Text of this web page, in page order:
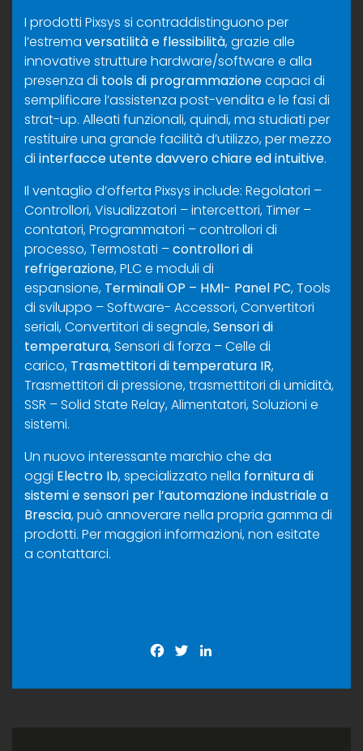
I prodotti Pixsys si contraddistinguono per
l’estrema versatilità e flessibilità, grazie alle
innovative strutture hardware/software e alla
presenza di tools di programmazionecapaci di
semplificare l’assistenza post-vendita e le fasi di
strat-up. Alleati funzionali, quindi, ma studiati per
restituire una grande facilità d’utilizzo, per mezzo
di interfacce utente davvero chiare ed intuitive.
Il ventaglio d’offerta Pixsys include: Regolatori –
Controllori, Visualizzatori – intercettori, Timer –
contatori, Programmatori – controllori di
processo, Termostati –controllori di
refrigerazione, PLC e moduli di
espansione, Terminali OP – HMI- Panel PC, Tools
di sviluppo – Software- Accessori, Convertitori
seriali, Convertitori di segnale,Sensori di
temperatura, Sensori di forza – Celle di
carico, Trasmettitori di temperatura IR,
Trasmettitori di pressione, trasmettitori di umidità,
SSR – Solid State Relay, Alimentatori, Soluzioni e
sistemi.
Un nuovo interessante marchio che da
oggi Electro Ib, specializzato nella fornitura di
sistemi e sensori per l’automazione industriale a
Brescia, può annoverare nella propria gamma di
prodotti. Per maggiori informazioni, non esitate
a contattarci.
Facebook
Twitter